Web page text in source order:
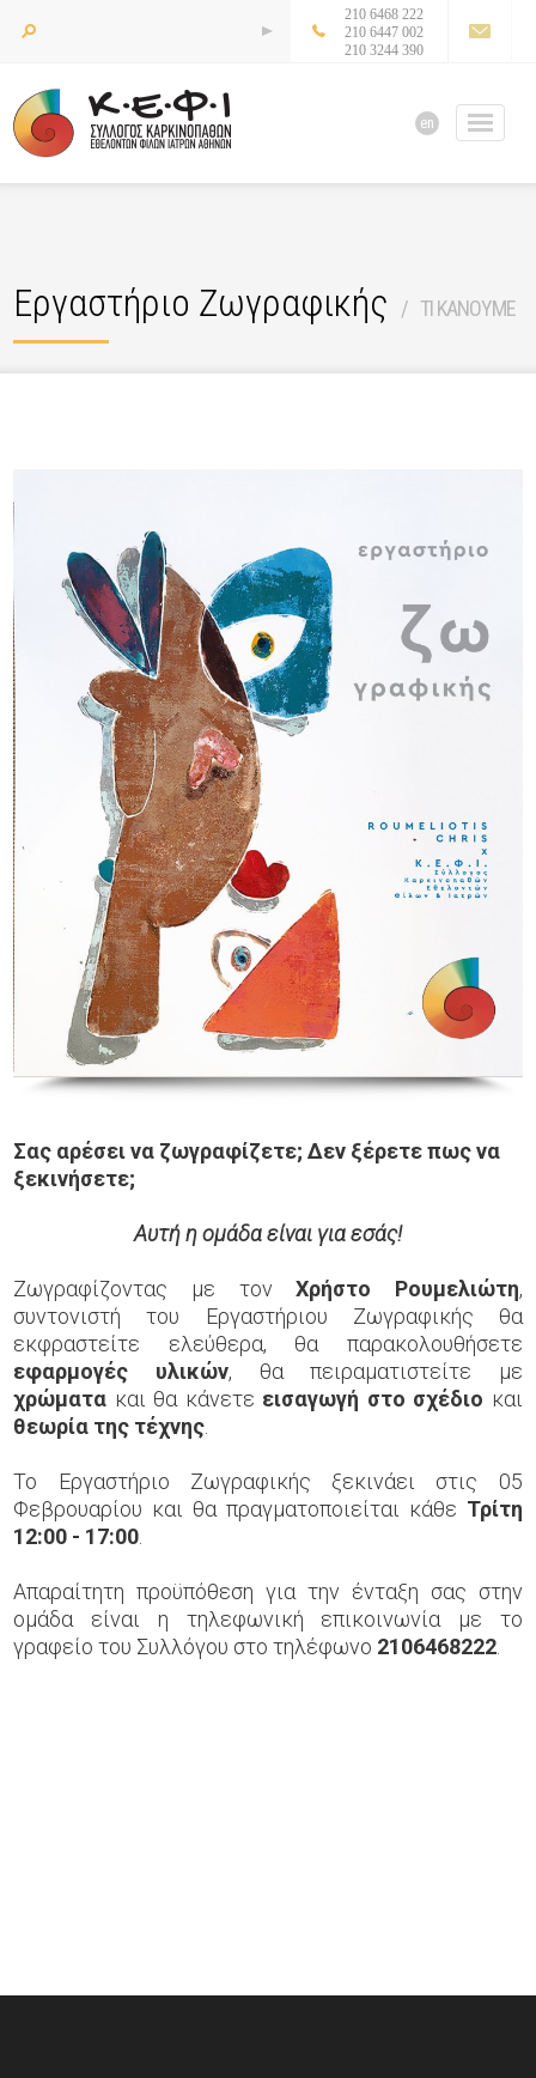
210 6468 222
210 6447 002
210 3244 390
en
Εργαστήριο Ζωγραφικής ΤΙ ΚΑΝΟΥΜΕ
Σας αρέσει να ζωγραφίζετε; Δεν ξέρετε πως να
ξεκινήσετε;
Αυτή η ομάδα είναι για εσάς!
Ζωγραφίζοντας με τονΧρήστο Ρουμελιώτη,
συντονιστή του Εργαστήριου Ζωγραφικής θα
εκφραστείτε ελεύθερα, θα παρακολουθήσετε
εφαρμογές υλικών, θα πειραματιστείτε με
χρώματα και θα κάνετε εισαγωγή στο σχέδιο και
θεωρία της τέχνης
Το Εργαστήριο Ζωγραφικής ξεκινάει στις 05
Φεβρουαρίου και θα πραγματοποιείται κάθε Τρίτη
12:00 - 17:00
Απαραίτητη προϋπόθεση για την ένταξη σας στην
ομάδα είναι η τηλεφωνική επικοινωνία με το
γραφείο του Συλλόγου στο τηλέφωνο 2106468222